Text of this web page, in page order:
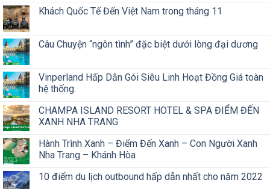
Khách Quốc Tế Đến Việt Nam trong tháng 11
Câu Chuyện “ngôn tình” đặc biệt dưới lòng đại dương
Vinperland Hấp Dẫn Gói Siêu Linh Hoạt Đồng Giá toàn
hệ thống.
CHAMPA ISLAND RESORT HOTEL & SPA ĐIỂM ĐẾN
XANH NHA TRANG
Hành Trình Xanh – Điểm Đến Xanh – Con Người Xanh
Nha Trang – Khánh Hòa
10 điểm du lịch outbound hấp dẫn nhất cho năm 2022